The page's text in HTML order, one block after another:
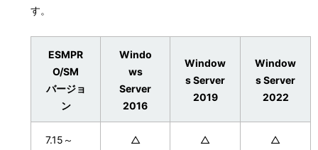
す。
ESMPR
O/SM
バージョ
ン
Windo
ws
Server
2016
Window
s Server
2019
Window
s Server
2022
7.15～ △ △ △